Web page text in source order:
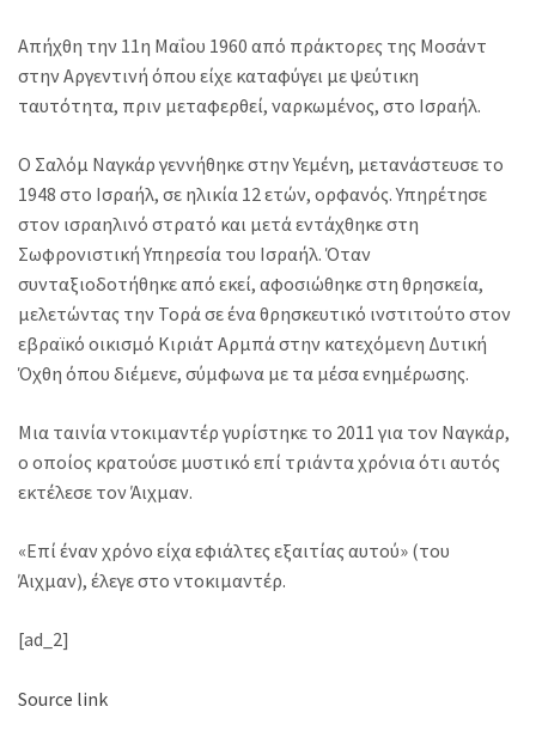
Απήχθη την 11η Μαΐου 1960 από πράκτορες της Μοσάντ
στην Αργεντινή όπου είχε καταφύγει με ψεύτικη
ταυτότητα, πριν μεταφερθεί, ναρκωμένος, στο Ισραήλ.
Ο Σαλόμ Ναγκάρ γεννήθηκε στην Υεμένη, μετανάστευσε το
1948 στο Ισραήλ, σε ηλικία 12 ετών, ορφανός. Υπηρέτησε
στον ισραηλινό στρατό και μετά εντάχθηκε στη
Σωφρονιστική Υπηρεσία του Ισραήλ. Όταν
συνταξιοδοτήθηκε από εκεί, αφοσιώθηκε στη θρησκεία,
μελετώντας την Τορά σε ένα θρησκευτικό ινστιτούτο στον
εβραϊκό οικισμό Κιριάτ Αρμπά στην κατεχόμενη Δυτική
Όχθη όπου διέμενε, σύμφωνα με τα μέσα ενημέρωσης.
Μια ταινία ντοκιμαντέρ γυρίστηκε το 2011 για τον Ναγκάρ,
ο οποίος κρατούσε μυστικό επί τριάντα χρόνια ότι αυτός
εκτέλεσε τον Άιχμαν.
«Επί έναν χρόνο είχα εφιάλτες εξαιτίας αυτού» (του
Άιχμαν), έλεγε στο ντοκιμαντέρ.
[ad_2]
Source link